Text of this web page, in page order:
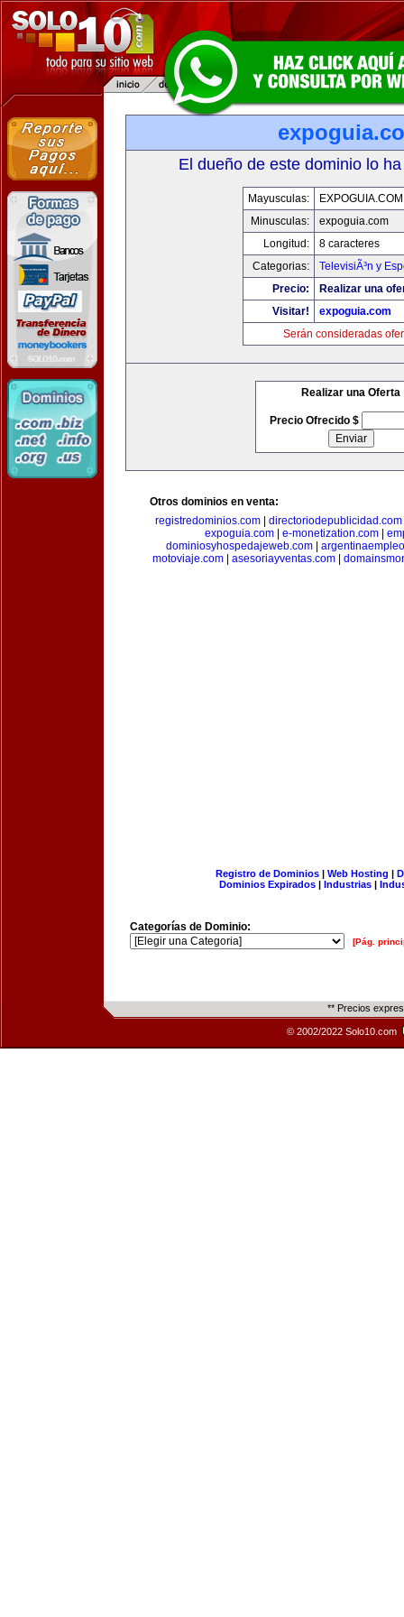
El dueño de este dominio lo
Mayusculas:
EXPOGUIA.COM
Minusculas:
expoguia.com
Longitud:
8 caracteres
Categorias:
TelevisiÃ³n y
Precio:
Realizar una
Visitar!
expoguia.com
Serán consideradas
Realizar una Oferta
Precio Ofrecido $
Otros dominios en venta:
registredominios.com| directoriodepublicidad.com
expoguia.com| e-monetization.com|
dominiosyhospedajeweb.com
motoviaje.com
asesoriayventas.com
Registro de Dominios| Web Hosting |
Dominios Expirados | Industrias |
Categorías de Dominio:
[Pág.
** Precios
© 2002/2022 Solo10.com